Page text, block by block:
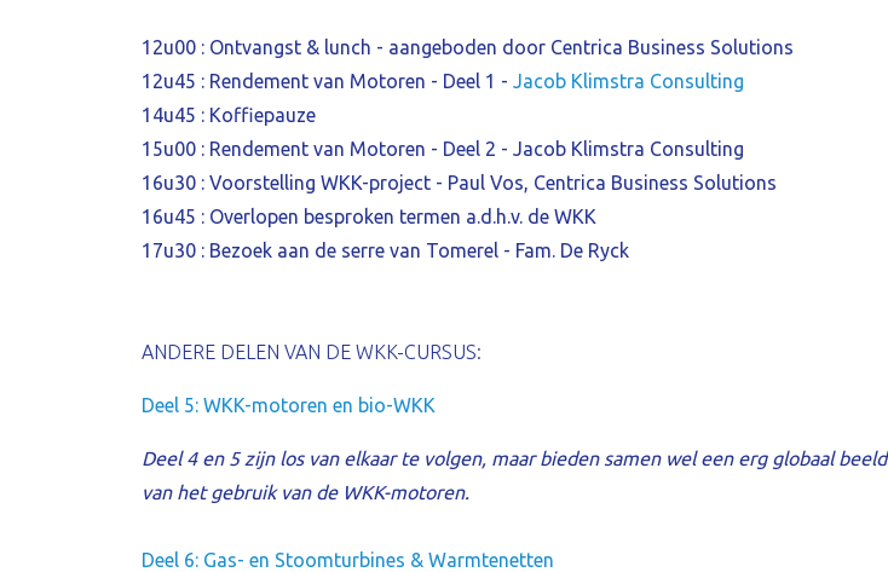
12u00 : Ontvangst & lunch - aangeboden door Centrica Business Solutions
12u45 : Rendement van Motoren - Deel 1 - Jacob Klimstra Consulting
14u45 : Koffiepauze
15u00 : Rendement van Motoren - Deel 2 - Jacob Klimstra Consulting
16u30 : Voorstelling WKK-project - Paul Vos, Centrica Business Solutions
16u45 : Overlopen besproken termen a.d.h.v. de WKK
17u30 : Bezoek aan de serre van Tomerel - Fam. De Ryck
ANDERE DELEN VAN DE WKK-CURSUS:
Deel 5: WKK-motoren en bio-WKK
Deel 4 en 5 zijn los van elkaar te volgen, maar bieden samen wel een erg globaal beeld
van het gebruik van de WKK-motoren.
Deel 6: Gas- en Stoomturbines & Warmtenetten